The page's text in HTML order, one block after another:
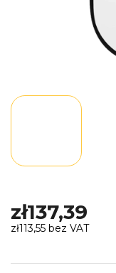
zł137,39
zł113,55 bez VAT
jednostkowa: